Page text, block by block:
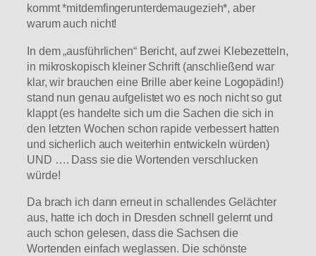
kommt *mitdemfingerunterdemaugezieh*, aber
warum auch nicht!
In dem „ausführlichen“ Bericht, auf zwei Klebezetteln,
in mikroskopisch kleiner Schrift (anschließend war
klar, wir brauchen eine Brille aber keine Logopädin!)
stand nun genau aufgelistet wo es noch nicht so gut
klappt (es handelte sich um die Sachen die sich in
den letzten Wochen schon rapide verbessert hatten
und sicherlich auch weiterhin entwickeln würden)
UND …. Dass sie die Wortenden verschlucken
würde!
Da brach ich dann erneut in schallendes Gelächter
aus, hatte ich doch in Dresden schnell gelernt und
auch schon gelesen, dass die Sachsen die
Wortenden einfach weglassen. Die schönste